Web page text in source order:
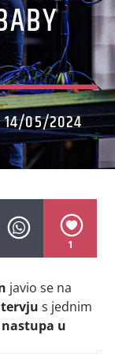
14/05/2024
1
javio se na
s jednim
u